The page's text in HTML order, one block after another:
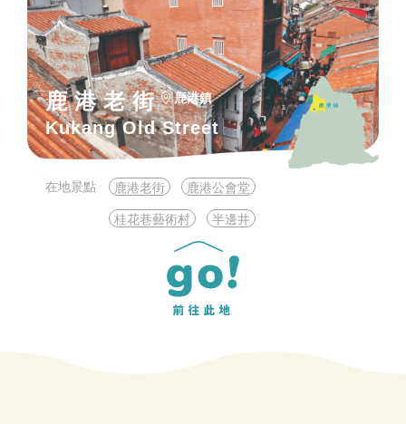
鹿港老街 鹿港鎮
Kukang Old Street
在地景點 鹿港老街 鹿港公會堂
桂花巷藝術村 半邊井